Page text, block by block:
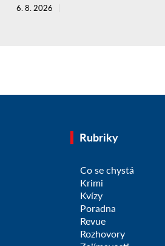
6. 8. 2026
Rubriky
Co se chystá
Krimi
Kvízy
Poradna
Revue
Rozhovory